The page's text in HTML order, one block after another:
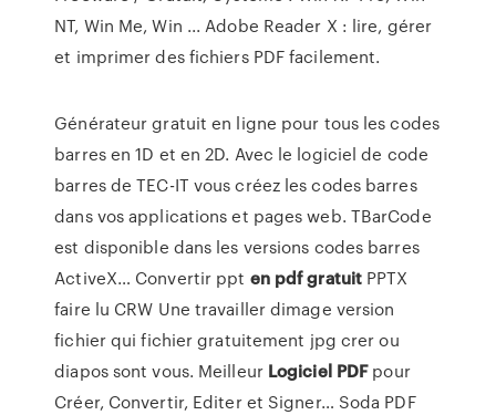
NT, Win Me, Win ... Adobe Reader X : lire, gérer
et imprimer des fichiers PDF facilement.
Générateur gratuit en ligne pour tous les codes
barres en 1D et en 2D. Avec le logiciel de code
barres de TEC-IT vous créez les codes barres
dans vos applications et pages web. TBarCode
est disponible dans les versions codes barres
ActiveX… Convertir ppt en pdfgratuit PPTX
faire lu CRW Une travailler dimage version
fichier qui fichier gratuitement jpg crer ou
diapos sont vous. Meilleur Logiciel PDFpour
Créer, Convertir, Editer et Signer… Soda PDF